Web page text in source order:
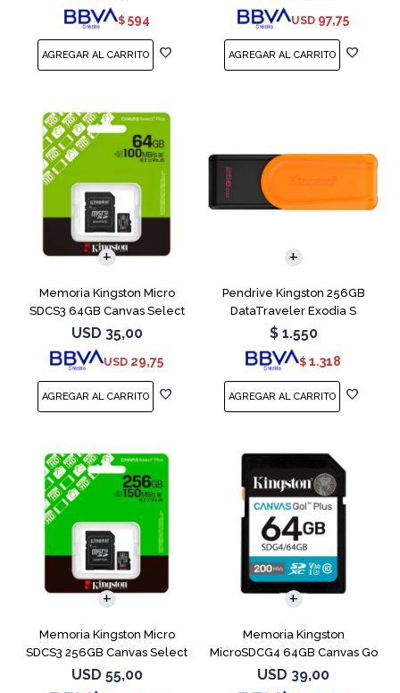
$ 594 USD 97,75
Memoria Kingston Micro
SDCS3 64GB Canvas Select
Plus
USD 35,00
USD 29,75
Pendrive Kingston 256GB
DataTraveler Exodia S
Naranja
$ 1.550
$ 1.318
Memoria Kingston Micro
SDCS3 256GB Canvas Select
Plus
USD 55,00
Memoria Kingston
MicroSDCG4 64GB Canvas Go
Plus V30
USD 39,00